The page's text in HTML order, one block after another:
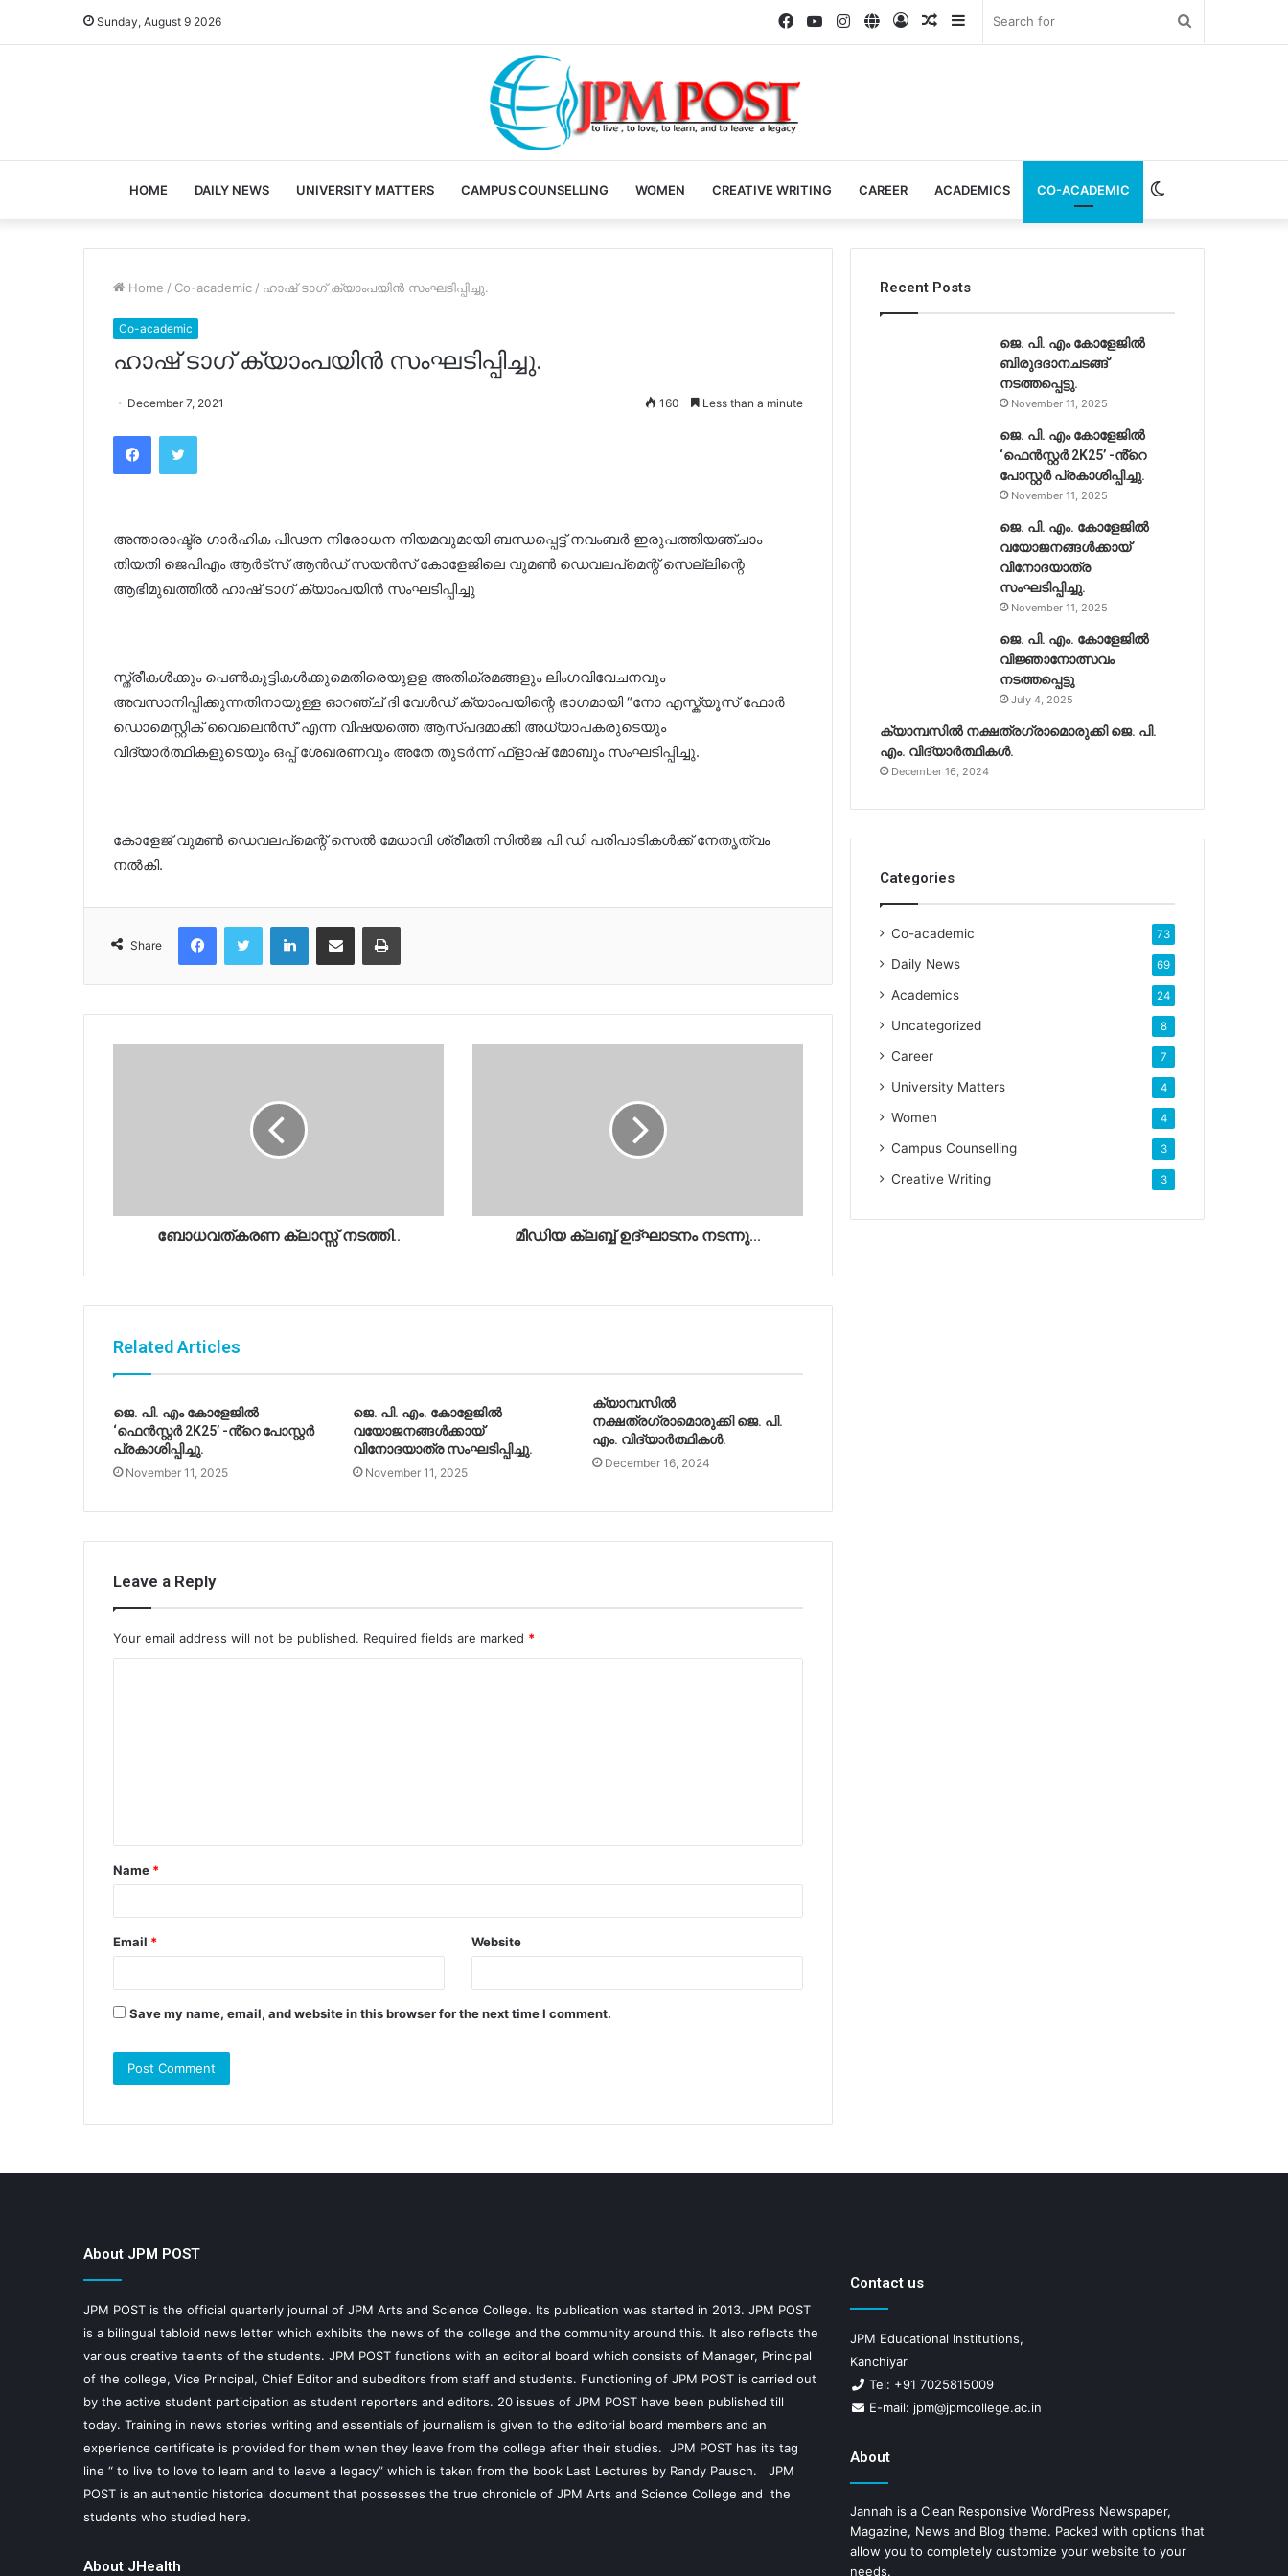
Sunday, August 9 2026 Sidebar
Random
Log
Website
Instagram
YouTube
Facebook
HOME DAILY NEWS UNIVERSITY MATTERS CAMPUS COUNSELLING WOMEN CREATIVE WRITING CAREER ACADEMICS CO-ACADEMIC
skin
Home / Co-academic / ഹാഷ് ടാഗ് ക്യാംപയിൻ സംഘടിപ്പിച്ചു.
Co-academic
ഹാഷ് ടാഗ് ക്യാംപയിൻ സംഘടിപ്പിച്ചു.
December 7, 2021 160 Less than a minute
FacebookTwitter
അന്താരാഷ്ട്ര ഗാർഹിക പീഢന നിരോധന നിയമവുമായി ബന്ധപ്പെട്ട് നവംബർ ഇരുപത്തിയഞ്ചാം
തിയതി ജെപിഎം ആർട്‌സ് ആൻഡ് സയൻസ് കോളേജിലെ വുമൺ ഡെവലപ്‌മെന്റ് സെല്ലിന്റെ
ആഭിമുഖത്തിൽ ഹാഷ് ടാഗ് ക്യാംപയിൻ സംഘടിപ്പിച്ചു
സ്ത്രീകൾക്കും പെൺകുട്ടികൾക്കുമെതിരെയുളള അതിക്രമങ്ങളും ലിംഗവിവേചനവും
അവസാനിപ്പിക്കുന്നതിനായുള്ള ഓറഞ്ച് ദി വേൾഡ് ക്യാംപയിന്റെ ഭാഗമായി “നോ എസ്ക്യൂസ്‌ ഫോർ
ഡൊമെസ്റ്റിക് വൈലെൻസ്”എന്ന വിഷയത്തെ ആസ്പദമാക്കി അധ്യാപകരുടെയും
വിദ്യാർത്ഥികളുടെയും ഒപ്പ് ശേഖരണവും അതേ തുടർന്ന് ഫ്ളാഷ് മോബും സംഘടിപ്പിച്ചു.
കോളേജ്‌ വുമൺ ഡെവലപ്‌മെന്റ് സെൽ മേധാവി ശ്രീമതി സിൽജ പി ഡി പരിപാടികൾക്ക് നേതൃത്വം
നൽകി.
Share
FacebookTwitter LinkedInShare via Email Print
ബോധവത്കരണ ക്ലാസ്സ് നടത്തി.. മീഡിയ ക്ലബ്ബ് ഉദ്‌ഘാടനം നടന്നു...
Related Articles
ജെ. പി. എം കോളേജിൽ
‘ഫെൻസ്റ്റർ 2K25’ -ൻ്റെ പോസ്റ്റർ
പ്രകാശിപ്പിച്ചു.
November 11, 2025
ജെ. പി. എം. കോളേജിൽ
വയോജനങ്ങൾക്കായ്
വിനോദയാത്ര സംഘടിപ്പിച്ചു.
November 11, 2025
ക്യാമ്പസിൽ
നക്ഷത്രഗ്രാമൊരുക്കി ജെ. പി.
എം. വിദ്യാർത്ഥികൾ.
December 16, 2024
Leave a Reply
Your email address will not be published. Required fields are marked *
Name *
Email * Website
Save my name, email, and website in this browser for the next time I comment.
Recent Posts
ജെ. പി. എം കോളേജിൽ
ബിരുദദാനചടങ്ങ്
നടത്തപ്പെട്ടു.
November 11, 2025
ജെ. പി. എം കോളേജിൽ
‘ഫെൻസ്റ്റർ 2K25’ -ൻ്റെ
പോസ്റ്റർ പ്രകാശിപ്പിച്ചു.
November 11, 2025
ജെ. പി. എം. കോളേജിൽ
വയോജനങ്ങൾക്കായ്
വിനോദയാത്ര
സംഘടിപ്പിച്ചു.
November 11, 2025
ജെ. പി. എം. കോളേജിൽ
വിജ്ഞാനോത്സവം
നടത്തപ്പെട്ടു
July 4, 2025
ക്യാമ്പസിൽ നക്ഷത്രഗ്രാമൊരുക്കി ജെ. പി.
എം. വിദ്യാർത്ഥികൾ.
December 16, 2024
Categories
Co-academic 73
Daily News 69
Academics 24
Uncategorized 8
Career 7
University Matters 4
Women 4
Campus Counselling 3
Creative Writing 3
About JPM POST
JPM POST is the official quarterly journal of JPM Arts and Science College. Its publication was started in 2013. JPM POST
is a bilingual tabloid news letter which exhibits the news of the college and the community around this. It also reflects the
various creative talents of the students. JPM POST functions with an editorial board which consists of Manager, Principal
of the college, Vice Principal, Chief Editor and subeditors from staff and students. Functioning of JPM POST is carried out
by the active student participation as student reporters and editors. 20 issues of JPM POST have been published till
today. Training in news stories writing and essentials of journalism is given to the editorial board members and an
experience certificate is provided for them when they leave from the college after their studies. JPM POST has its tag
line “ to live to love to learn and to leave a legacy” which is taken from the book Last Lectures by Randy Pausch. JPM
POST is an authentic historical document that possesses the true chronicle of JPM Arts and Science College and the
students who studied here.
About JHealth
Contact us
JPM Educational Institutions,
Kanchiyar
Tel: +91 7025815009
E-mail: jpm@jpmcollege.ac.in
About
Jannah is a Clean Responsive WordPress Newspaper,
Magazine, News and Blog theme. Packed with options that
allow you to completely customize your website to your
needs.